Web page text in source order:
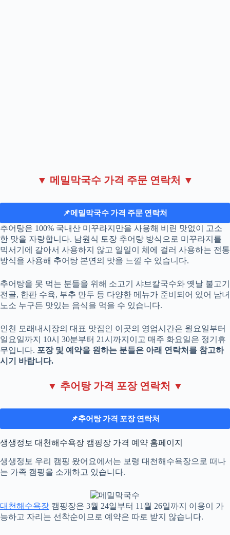
▼ 메밀막국수 가격 주문 연락처 ▼
📌메밀막국수 가격 주문 연락처
추어탕은 100% 국내산 미꾸라지만을 사용해 비린 맛없이 고소
한 맛을 자랑합니다. 남원식 토장 추어탕 방식으로 미꾸라지를
믹서기에 갈아서 사용하지 않고 일일이 체에 걸러 사용하는 전통
방식을 사용해 추어탕 본연의 맛을 느낄 수 있습니다.
추어탕을 못 먹는 분들을 위해 소고기 샤브칼국수와 옛날 불고기
전골, 한판 수육, 부추 만두 등 다양한 메뉴가 준비되어 있어 남녀
노소 누구든 맛있는 음식을 먹을 수 있습니다.
인천 모래내시장의 대표 맛집인 이곳의 영업시간은 월요일부터
일요일까지 10시 30분부터 21시까지이고 매주 화요일은 정기휴
무입니다. 포장 및 예약을 원하는 분들은 아래 연락처를 참고하
시기 바랍니다.
▼ 추어탕 가격 포장 연락처 ▼
📌추어탕 가격 포장 연락처
생생정보 대천해수욕장 캠핑장 가격 예약 홈페이지
생생정보 우리 캠핑 왔어요에서는 보령 대천해수욕장으로 떠나
는 가족 캠핑을 소개하고 있습니다.
대천해수욕장 캠핑장은 3월 24일부터 11월 26일까지 이용이 가
능하고 자리는 선착순이므로 예약은 따로 받지 않습니다.